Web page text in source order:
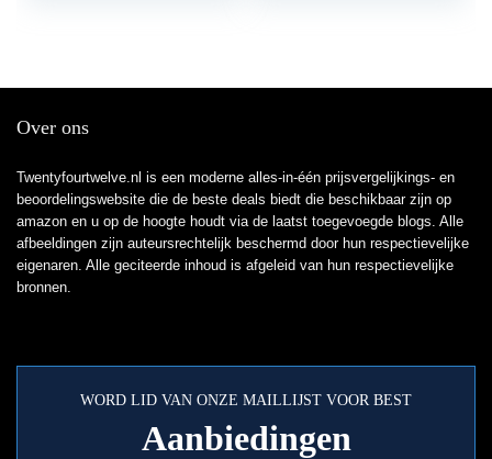
Over ons
Twentyfourtwelve.nl is een moderne alles-in-één prijsvergelijkings- en
beoordelingswebsite die de beste deals biedt die beschikbaar zijn op
amazon en u op de hoogte houdt via de laatst toegevoegde blogs. Alle
afbeeldingen zijn auteursrechtelijk beschermd door hun respectievelijke
eigenaren. Alle geciteerde inhoud is afgeleid van hun respectievelijke
bronnen.
WORD LID VAN ONZE MAILLIJST VOOR BEST
Aanbiedingen